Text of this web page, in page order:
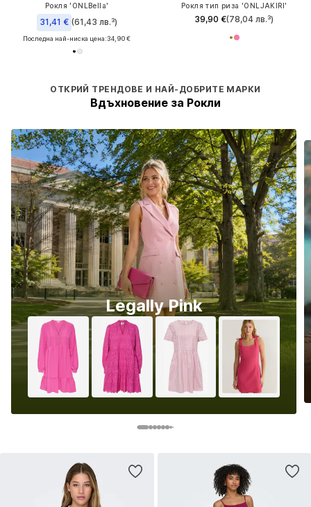
Рокля 'ONLBella'
31,41 € (61,43 лв.³)
Последна най-ниска цена:34,90 €
Рокля тип риза 'ONLJAKIRI'
39,90 €(78,04 лв.³)
ОТКРИЙ ТРЕНДОВЕ И НАЙ-ДОБРИТЕ МАРКИ
Вдъхновение за Рокли
Legally Pink